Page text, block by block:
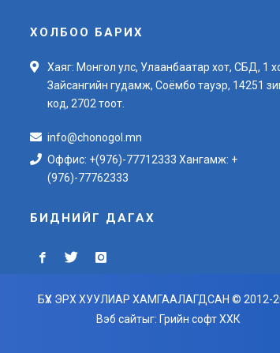
ХОЛБОО БАРИХ
Хаяг: Монгол улс, Улаанбаатар хот, СБД, 1
Зайсангийн гудамж, Соёмбо тауэр, 14251
код, 2702 тоот.
info@chonogol.mn
Оффис: +(976)-77712333 Хангамж: +
(976)-77762333
БИДНИЙГ ДАГАХ
БҮХ ЭРХ ХУУЛИАР ХАМГААЛАГДСАН © 2012-
Вэб сайтыг: Грийн софт ХХК